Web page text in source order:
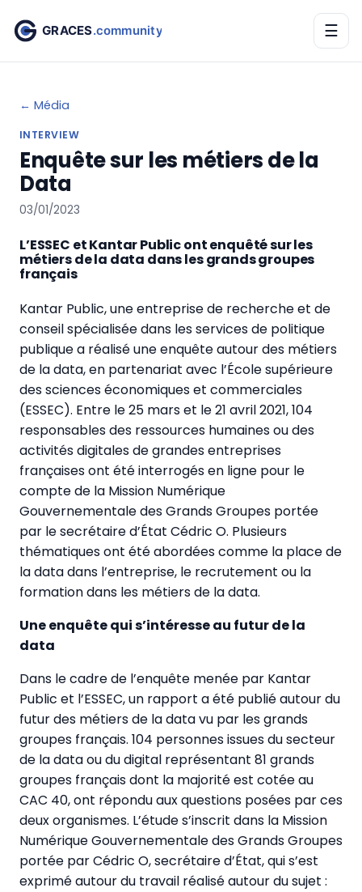
☰
← Média
INTERVIEW
Enquête sur les métiers de la
Data
03/01/2023
L’ESSEC et Kantar Public ont enquêté sur les
métiers de la data dans les grands groupes
français
Kantar Public, une entreprise de recherche et de
conseil spécialisée dans les services de politique
publique a réalisé une enquête autour des métiers
de la data, en partenariat avec l’École supérieure
des sciences économiques et commerciales
(ESSEC). Entre le 25 mars et le 21 avril 2021, 104
responsables des ressources humaines ou des
activités digitales de grandes entreprises
françaises ont été interrogés en ligne pour le
compte de la Mission Numérique
Gouvernementale des Grands Groupes portée
par le secrétaire d’État Cédric O. Plusieurs
thématiques ont été abordées comme la place de
la data dans l’entreprise, le recrutement ou la
formation dans les métiers de la data.
Une enquête qui s’intéresse au futur de la
data
Dans le cadre de l’enquête menée par Kantar
Public et l’ESSEC, un rapport a été publié autour du
futur des métiers de la data vu par les grands
groupes français. 104 personnes issues du secteur
de la data ou du digital représentant 81 grands
groupes français dont la majorité est cotée au
CAC 40, ont répondu aux questions posées par ces
deux organismes. L’étude s’inscrit dans la Mission
Numérique Gouvernementale des Grands Groupes
portée par Cédric O, secrétaire d’État, qui s’est
exprimé autour du travail réalisé autour du sujet :